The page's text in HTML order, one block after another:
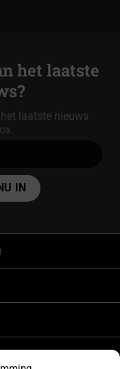
het laatste
laatste nieuws